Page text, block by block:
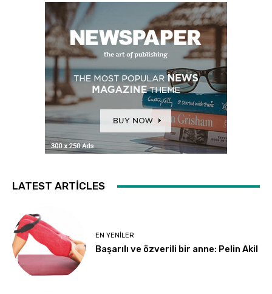
LATEST ARTICLES
EN YENILER
Başarılı ve özverili bir anne: Pelin Akil